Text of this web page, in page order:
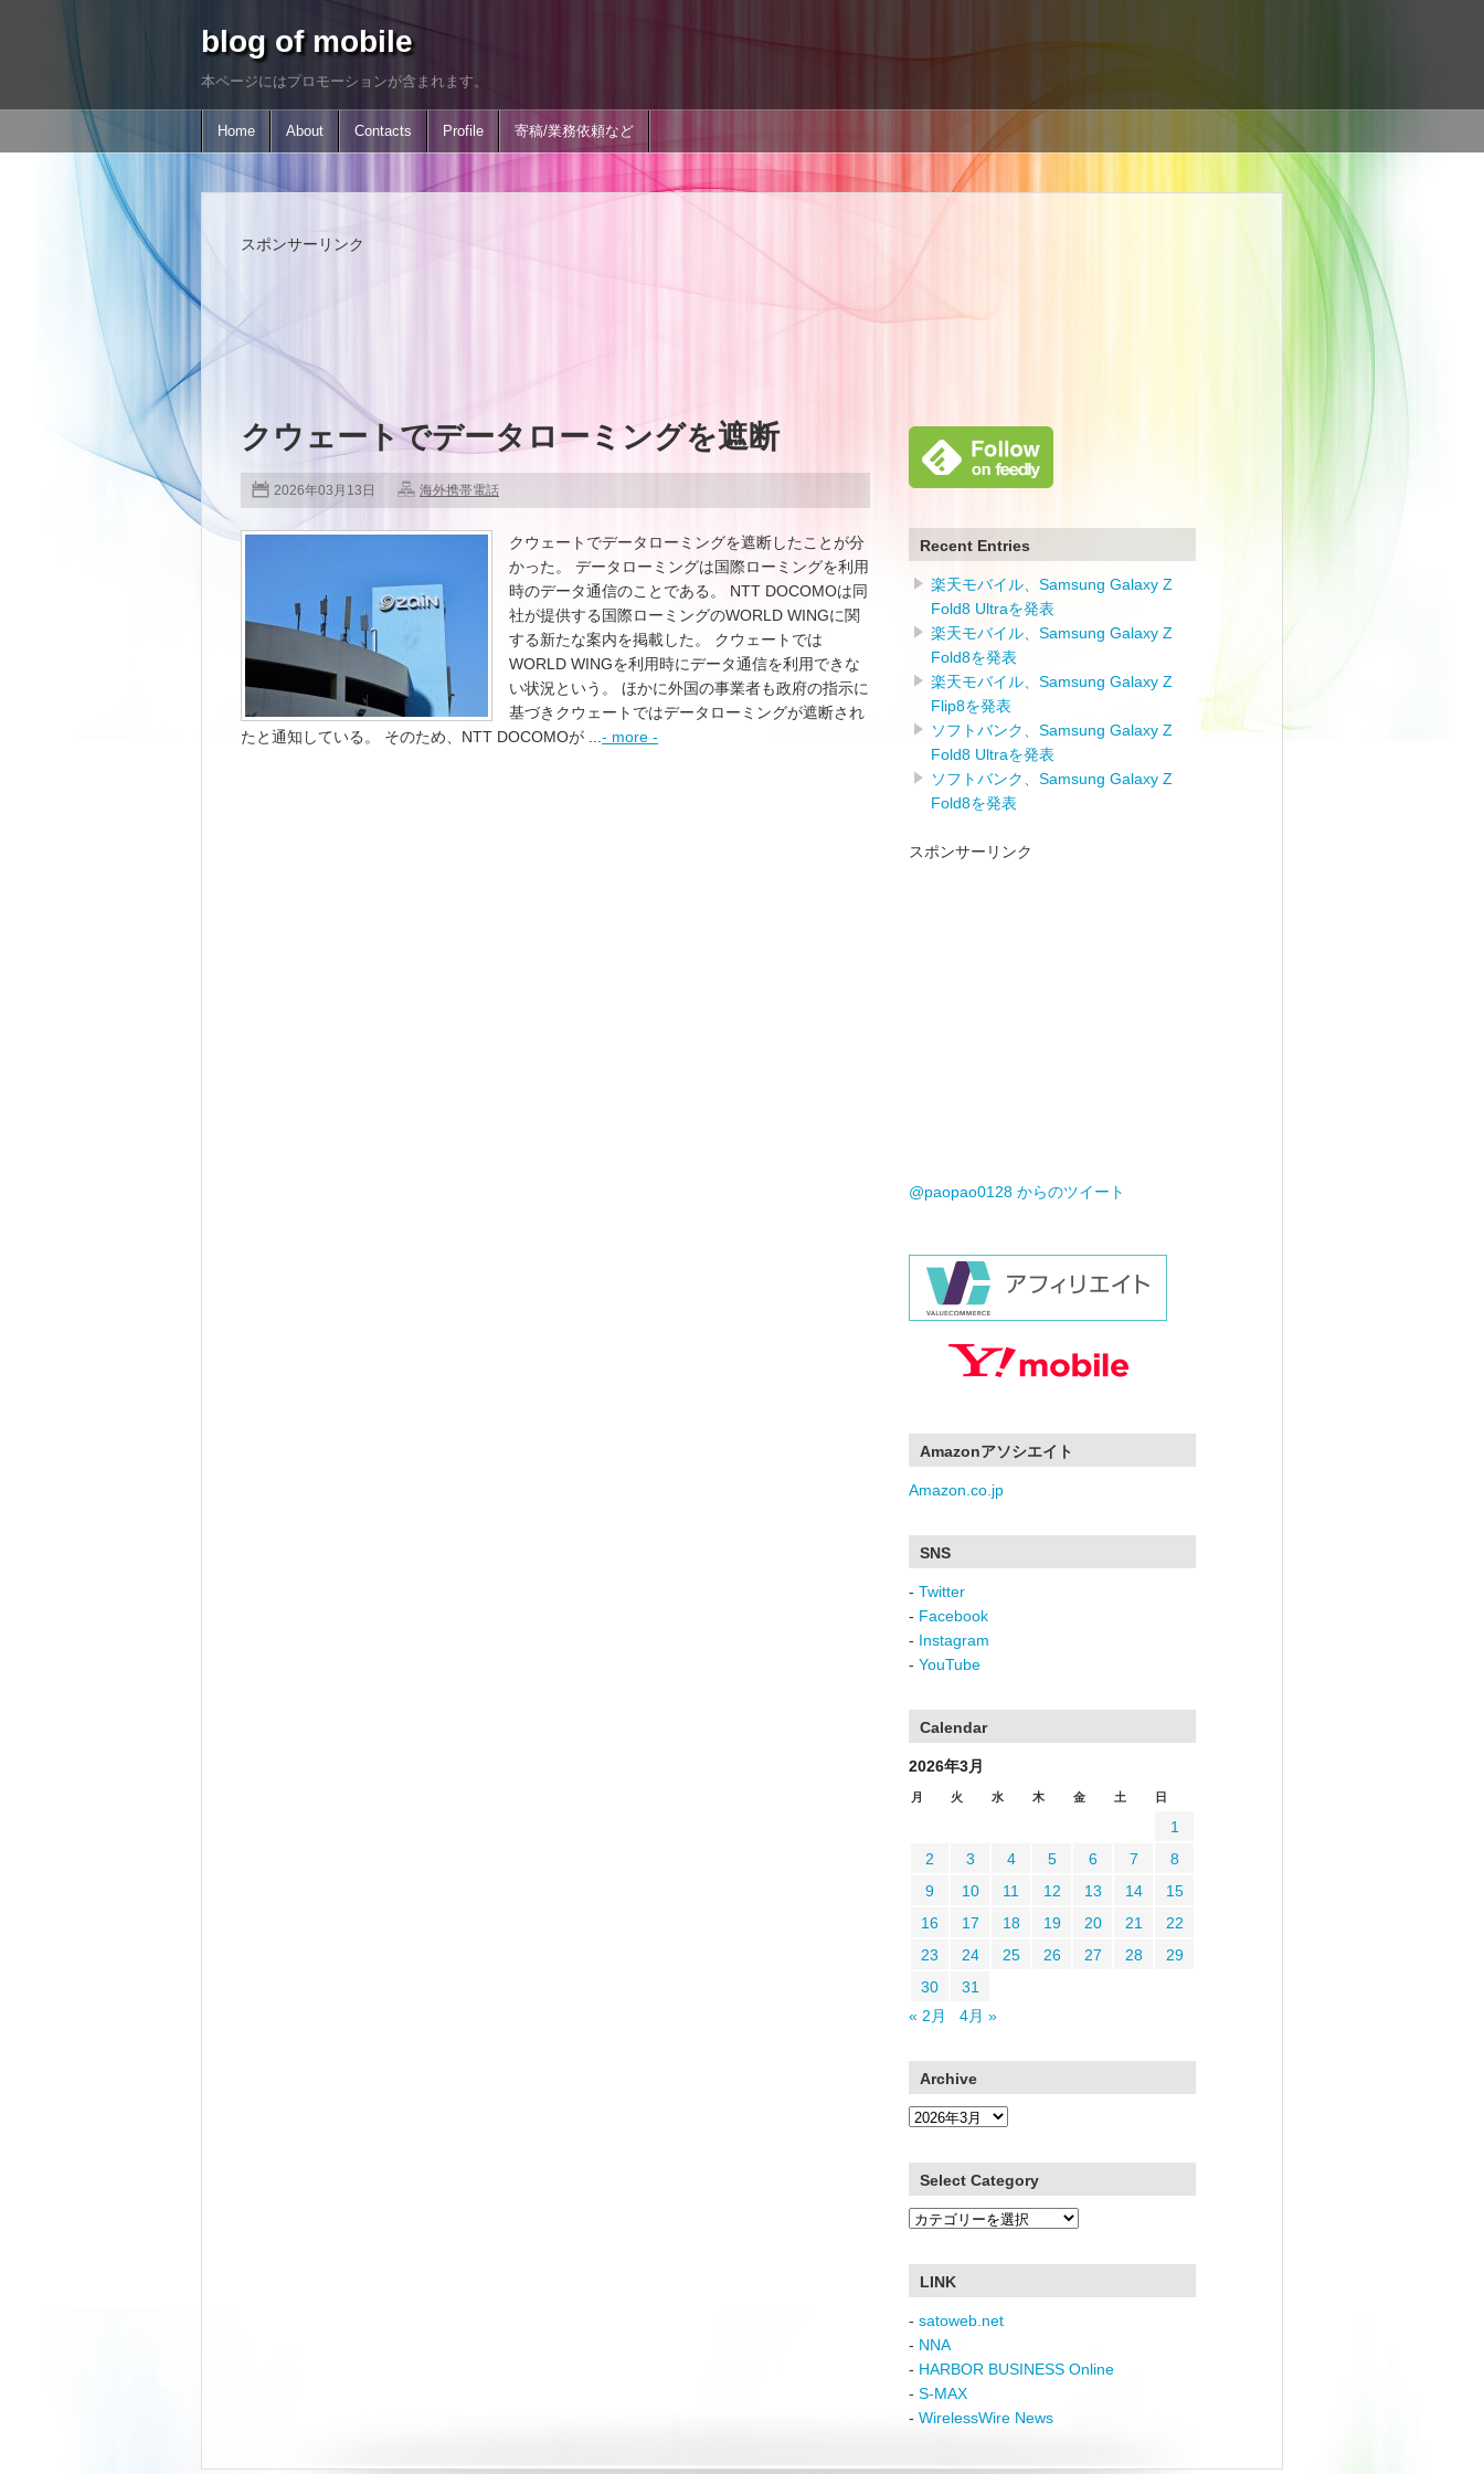
blog of mobile
本ページにはプロモーションが含まれます。
Home About Contacts Profile 寄稿/業務依頼など
スポンサーリンク
クウェートでデータローミングを遮断
2026年03月13日 海外携帯電話
クウェートでデータローミングを遮断したことが分
かった。 データローミングは国際ローミングを利用
時のデータ通信のことである。 NTT DOCOMOは同
社が提供する国際ローミングのWORLD WINGに関
する新たな案内を掲載した。 クウェートでは
WORLD WINGを利用時にデータ通信を利用できな
い状況という。 ほかに外国の事業者も政府の指示に
基づきクウェートではデータローミングが遮断され
たと通知している。 そのため、NTT DOCOMOが ... - more -
Recent Entries
楽天モバイル、Samsung Galaxy Z
Fold8 Ultraを発表
楽天モバイル、Samsung Galaxy Z
Fold8を発表
楽天モバイル、Samsung Galaxy Z
Flip8を発表
ソフトバンク、Samsung Galaxy Z
Fold8 Ultraを発表
ソフトバンク、Samsung Galaxy Z
Fold8を発表
スポンサーリンク
@paopao0128 からのツイート
Amazonアソシエイト
Amazon.co.jp
SNS
- Twitter
- Facebook
- Instagram
- YouTube
Calendar
2026年3月
月 火 水 木 金 土 日
1
2
3 4 5 6 7
8
9
10 11 12 13 14
15
16
17 18 19 20 21
22
23
24 25 26 27 28
29
30
31
« 2月
4月 »
Archive
Archive
Select Category
Select
LINK
- satoweb.net
- NNA
- HARBOR BUSINESS Online
- S-MAX
- WirelessWire News